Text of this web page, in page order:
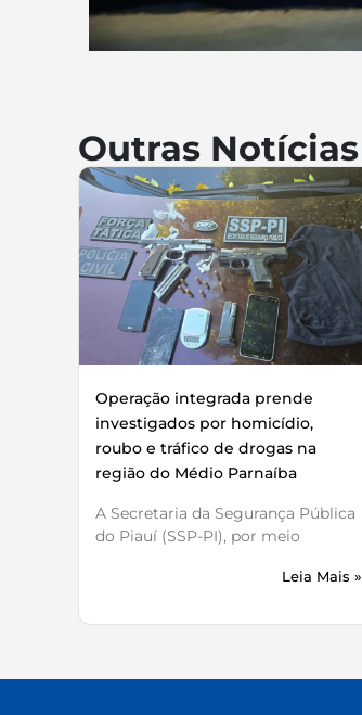
Outras Notícias
Operação integrada prende
investigados por homicídio,
roubo e tráfico de drogas na
região do Médio Parnaíba
A Secretaria da Segurança Pública
do Piauí (SSP-PI), por meio
Leia Mais »